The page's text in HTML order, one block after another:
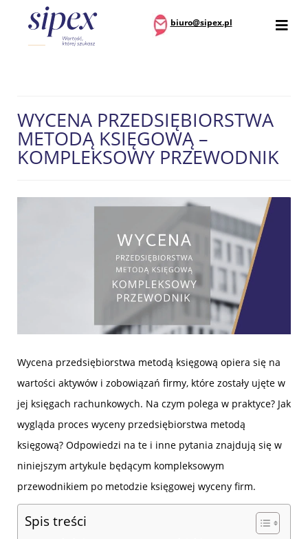
biuro@sipex.pl
WYCENA PRZEDSIĘBIORSTWA
METODĄ KSIĘGOWĄ –
KOMPLEKSOWY PRZEWODNIK
Wycena przedsiębiorstwa metodą księgową opiera się na
wartości aktywów i zobowiązań firmy, które zostały ujęte w
jej księgach rachunkowych. Na czym polega w praktyce? Jak
wygląda proces wyceny przedsiębiorstwa metodą
księgową? Odpowiedzi na te i inne pytania znajdują się w
niniejszym artykule będącym kompleksowym
przewodnikiem po metodzie księgowej wyceny firm.
Spis treści